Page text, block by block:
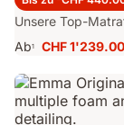
Unsere Top-
Ab1
Preis
CHF 1'239.00